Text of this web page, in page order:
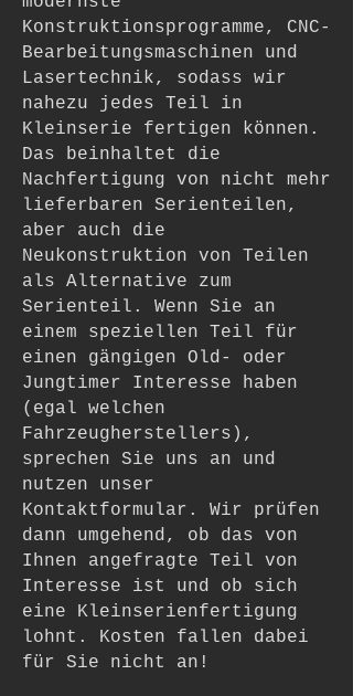
Konstruktionsprogramme, CNC-
Bearbeitungsmaschinen und
Lasertechnik, sodass wir
nahezu jedes Teil in
Kleinserie fertigen können.
Das beinhaltet die
Nachfertigung von nicht mehr
lieferbaren Serienteilen,
aber auch die
Neukonstruktion von Teilen
als Alternative zum
Serienteil. Wenn Sie an
einem speziellen Teil für
einen gängigen Old- oder
Jungtimer Interesse haben
(egal welchen
Fahrzeugherstellers),
sprechen Sie uns an und
nutzen unser
Kontaktformular. Wir prüfen
dann umgehend, ob das von
Ihnen angefragte Teil von
Interesse ist und ob sich
eine Kleinserienfertigung
lohnt. Kosten fallen dabei
für Sie nicht an!